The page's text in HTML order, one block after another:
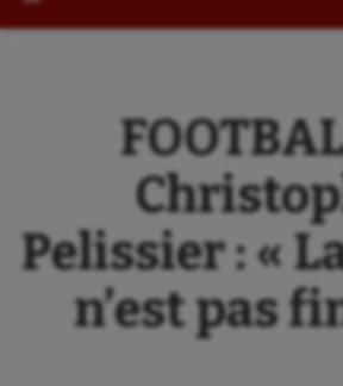
Pelissier : «
n’est pas